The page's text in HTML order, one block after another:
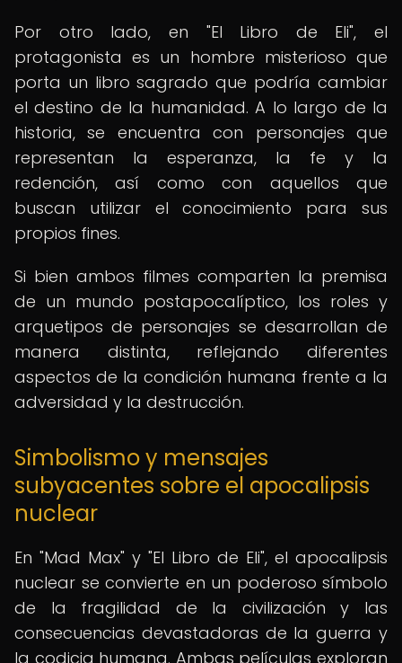
Por otro lado, en "El Libro de Eli", el
protagonista es un hombre misterioso que
porta un libro sagrado que podría cambiar
el destino de la humanidad. A lo largo de la
historia, se encuentra con personajes que
representan la esperanza, la fe y la
redención, así como con aquellos que
buscan utilizar el conocimiento para sus
propios fines.
Si bien ambos filmes comparten la premisa
de un mundo postapocalíptico, los roles y
arquetipos de personajes se desarrollan de
manera distinta, reflejando diferentes
aspectos de la condición humana frente a la
adversidad y la destrucción.
Simbolismo y mensajes
subyacentes sobre el apocalipsis
nuclear
En "Mad Max" y "El Libro de Eli", el apocalipsis
nuclear se convierte en un poderoso símbolo
de la fragilidad de la civilización y las
consecuencias devastadoras de la guerra y
la codicia humana. Ambas películas exploran